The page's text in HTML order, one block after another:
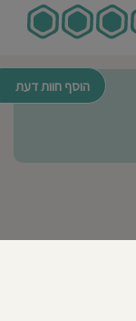
הוסף חוות דעת